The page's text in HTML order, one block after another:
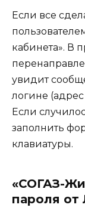
Если все
кабинета». В
увидит
логине
Если
заполнить
клавиатуры.
«СОГАЗ-
пароля от